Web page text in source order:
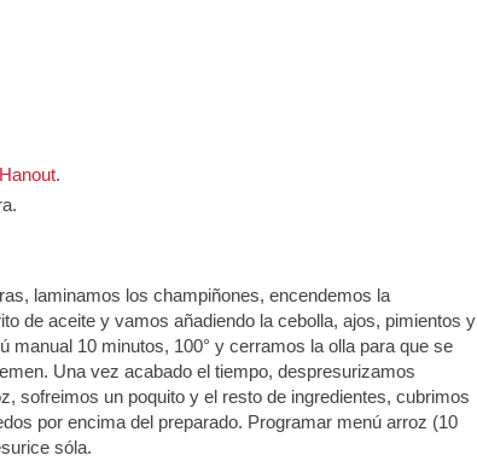
.
laminamos los champiñones, encendemos la
de aceite y vamos añadiendo la cebolla, ajos, pimientos y
manual 10 minutos, 100° y cerramos la olla para que se
Una vez acabado el tiempo, despresurizamos
sofreimos un poquito y el resto de ingredientes, cubrimos
por encima del preparado. Programar menú arroz (10
sóla.